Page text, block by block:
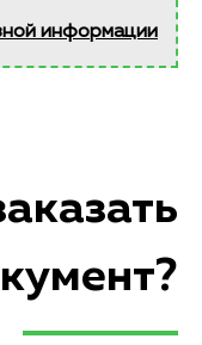
информации